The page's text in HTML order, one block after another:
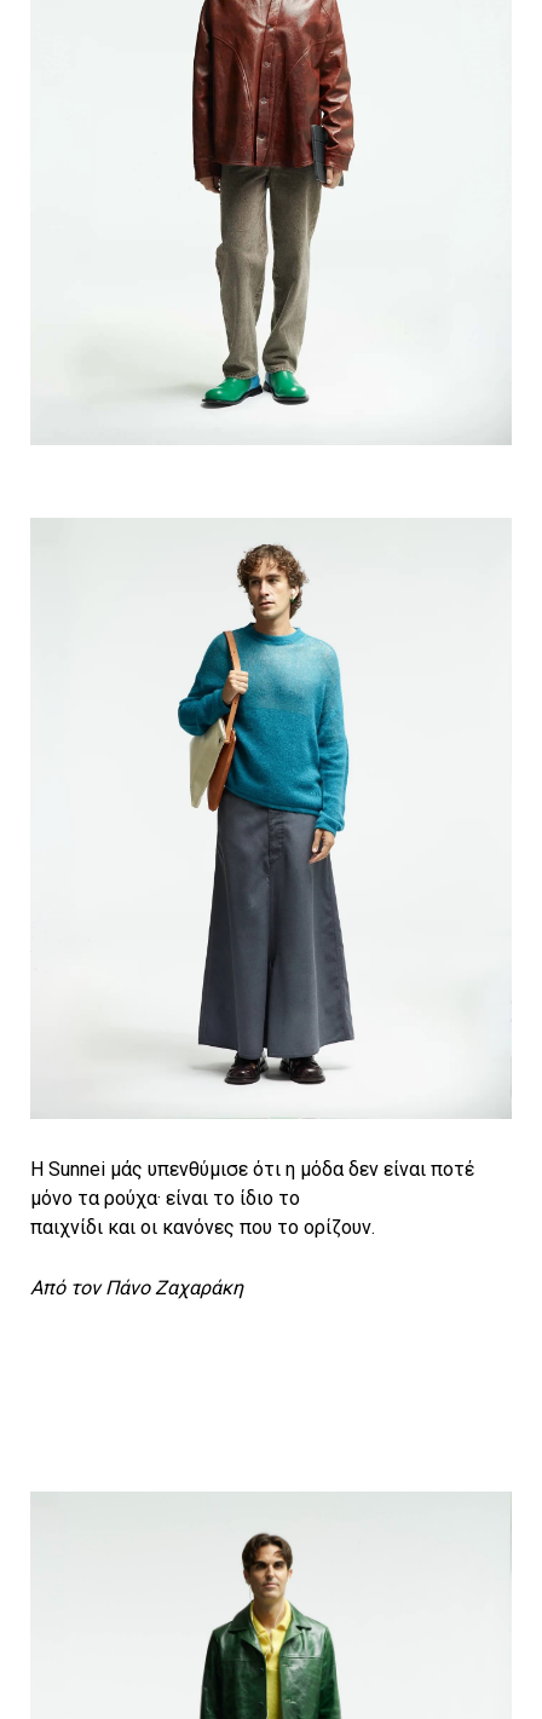
Η Sunnei μάς υπενθύμισε ότι η μόδα δεν είναι ποτέ
μόνο τα ρούχα· είναι το ίδιο το
παιχνίδι και οι κανόνες που το ορίζουν.
Από τον Πάνο Ζαχαράκη